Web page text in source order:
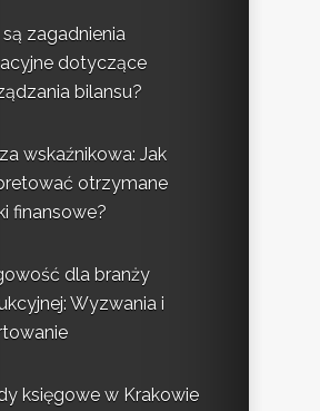
są zagadnienia
dotyczące
bilansu?
wskaźnikowa: Jak
otrzymane
finansowe?
dla branży
Wyzwania i
księgowe w Krakowie